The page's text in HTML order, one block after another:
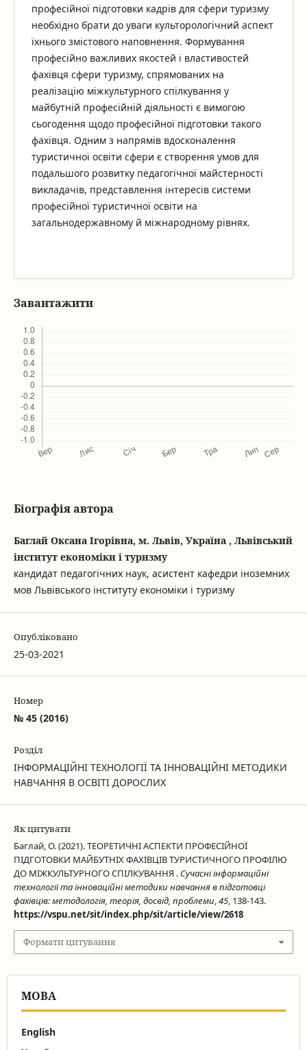
професійної підготовки кадрів для сфери туризму
необхідно брати до уваги культорологічний аспект
їхнього змістового наповнення. Формування
професійно важливих якостей і властивостей
фахівця сфери туризму, спрямованих на
реалізацію міжкультурного спілкування у
майбутній професійній діяльності є вимогою
сьогодення щодо професійної підготовки такого
фахівця. Одним з напрямів вдосконалення
туристичної освіти сфери є створення умов для
подальшого розвитку педагогічної майстерності
викладачів, представлення інтересів системи
професійної туристичної освіти на
загальнодержавному й міжнародному рівнях.
Завантажити
Біографія автора
Баглай Оксана Ігорівна, м. Львів, Україна , Львівський
інститут економіки і туризму
кандидат педагогічних наук, асистент кафедри іноземних
мов Львівського інституту економіки і туризму
Опубліковано
25-03-2021
Номер
№ 45 (2016)
Розділ
ІНФОРМАЦІЙНІ ТЕХНОЛОГІЇ ТА ІННОВАЦІЙНІ МЕТОДИКИ
НАВЧАННЯ В ОСВІТІ ДОРОСЛИХ
Як цитувати
Баглай, О. (2021). ТЕОРЕТИЧНІ АСПЕКТИ ПРОФЕСІЙНОЇ
ПІДГОТОВКИ МАЙБУТНІХ ФАХІВЦІВ ТУРИСТИЧНОГО ПРОФІЛЮ
ДО МІЖКУЛЬТУРНОГО СПІЛКУВАННЯ . Сучасні інформаційні
технології та інноваційні методики навчання в підготовці
фахівців: методологія, теорія, досвід, проблеми,45, 138-143.
https://vspu.net/sit/index.php/sit/article/view/2618
Формати цитування
МОВА
English